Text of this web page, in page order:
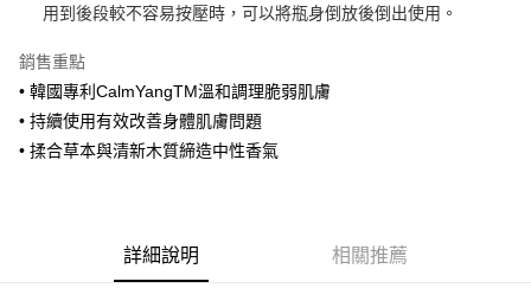
１．簡單：不需註冊會員、不需綁卡、不需儲值。
３．安心：先確認商品／服務後，再付款。
１．於結帳方式選擇「AFTEE先享後付」後，將跳轉至「AFTEE先享後付」
結帳頁面，進行簡訊認證並確認金額後，即可完成結帳。
購買商品的店家。未經商家同意取消之訂單仍視為有效，需透過AFTEE先享
後付繳納相關費用。
全家取貨付款
每筆NT$70，滿NT$1,800(含以上)免運費
付款後全家取貨
每筆NT$70，滿NT$1,800(含以上)免運費
用到後段較不容易按壓時，可以將瓶身倒放後倒出使用。
銷售重點
• 韓國專利CalmYangTM溫和調理脆弱肌膚
• 持續使用有效改善身體肌膚問題
• 揉合草本與清新木質締造中性香氣
詳細說明 相關推薦